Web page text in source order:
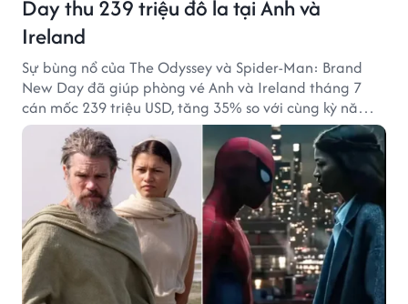
Day thu 239 triệu đô la tại Anh và
Ireland
Sự bùng nổ của The Odyssey và Spider-Man: Brand
New Day đã giúp phòng vé Anh và Ireland tháng 7
cán mốc 239 triệu USD, tăng 35% so với cùng kỳ năm
ngoái.